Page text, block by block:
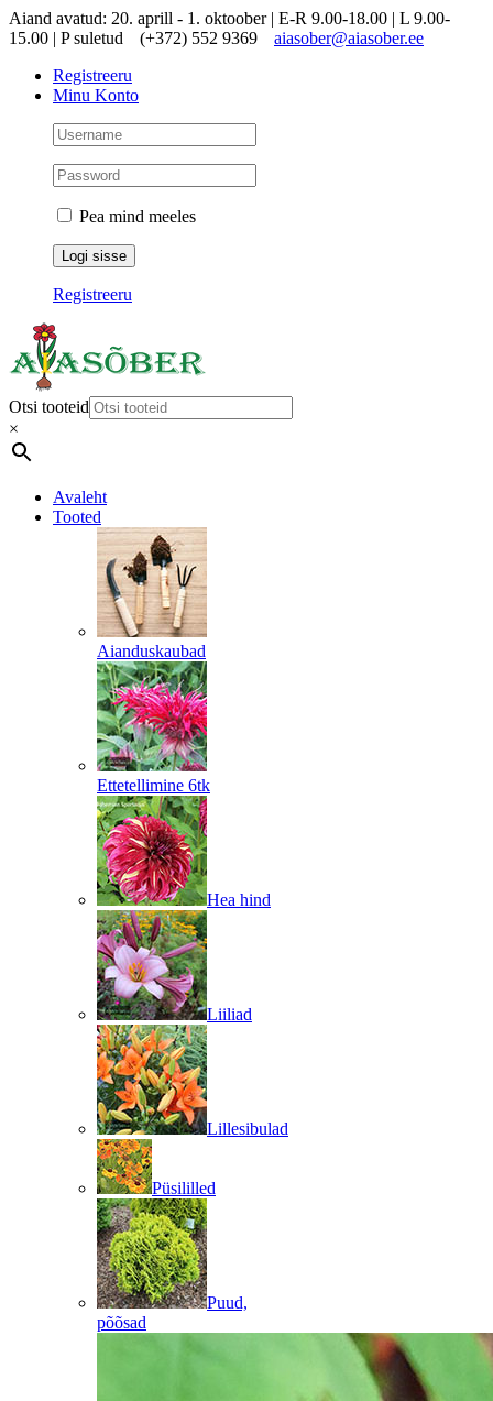
Skip
to
Aiand avatud: 20. aprill - 1. oktoober | E-R 9.00-18.00 | L 9.00-
15.00 | P suletud
(+372) 552 9369
aiasober@aiasober.ee
Registreeru
Minu Konto
Pea mind meeles
Registreeru
Otsi tooteid
×
Avaleht
Tooted
Aianduskaubad
Ettetellimine 6tk
Hea hind
Liiliad
Lillesibulad
Püsililled
Puud,
põõsad